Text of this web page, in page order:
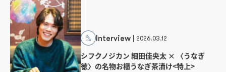
Interview 2026.03.12
シフクノジカン 細田佳央太 × 〈うなぎ
徳〉の名物お櫃うなぎ茶漬け<特上>